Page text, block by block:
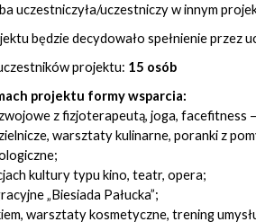
uczestniczyła/uczestniczy w innym
będzie decydowało spełnienie
projektu: 15 osób
projektu formy wsparcia:
z fizjoterapeutą, joga, facefitness
warsztaty kulinarne, poranki z
kultury typu kino, teatr, opera;
„Biesiada Pałucka”;
warsztaty kosmetyczne, trening